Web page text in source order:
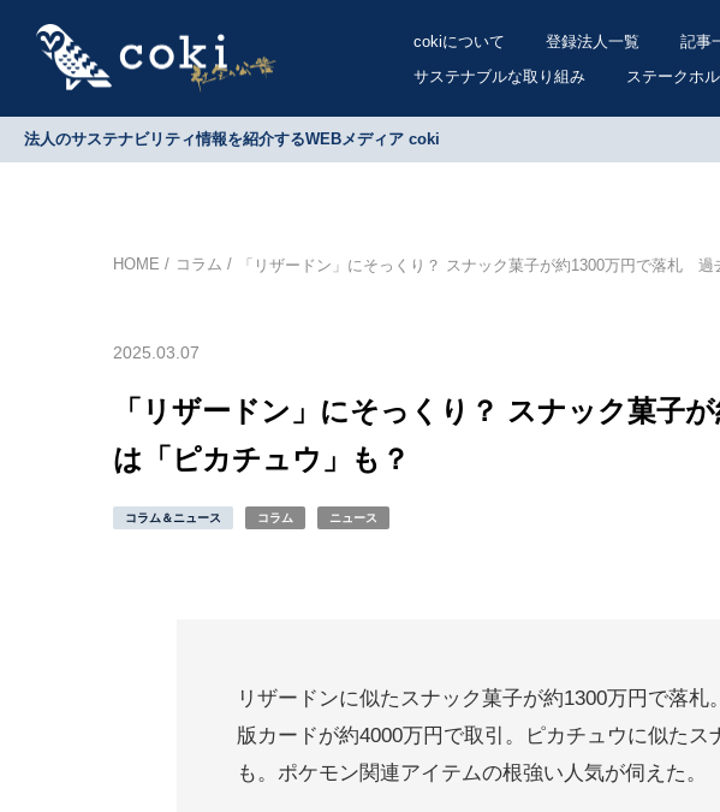
cokiについて 登録法人一覧 記事
サステナブルな取り組み
ステークホ
法人のサステナビリティ情報を紹介するWEBメディア coki
HOME コラム 「リザードン」にそっくり？ スナック菓子が約1300万円で落札 過
2025.03.07
「リザードン」にそっくり？ スナック菓子
は「ピカチュウ」も？
コラム＆ニュース コラム ニュース
リザードンに似たスナック菓子が約1300万円で落
版カードが約4000万円で取引。ピカチュウに似たス
も。ポケモン関連アイテムの根強い人気が伺えた。